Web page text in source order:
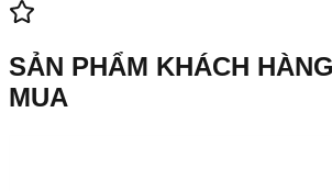
SẢN PHẨM KHÁCH
MUA